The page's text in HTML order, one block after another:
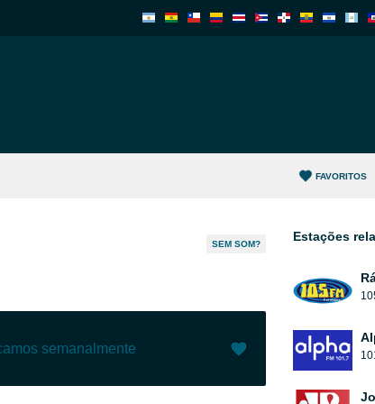
FAVORITOS
SEM SOM?
semanalmente
Estações